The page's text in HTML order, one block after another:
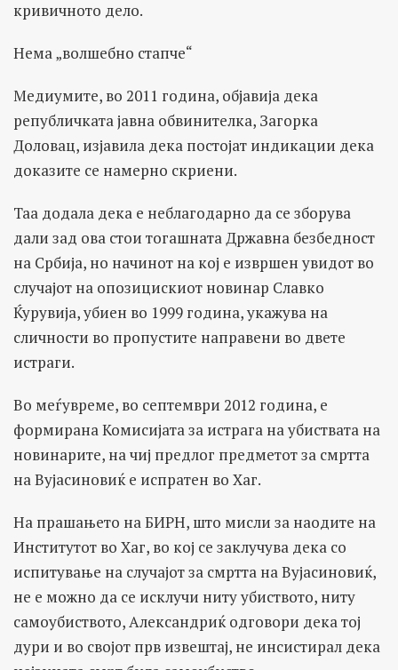
кривичното дело.
Нема „волшебно стапче“
Медиумите, во 2011 година, објавија дека
републичката јавна обвинителка, Загорка
Доловац, изјавила дека постојат индикации дека
доказите се намерно скриени.
Таа додала дека е неблагодарно да се зборува
дали зад ова стои тогашната Државна безбедност
на Србија, но начинот на кој е извршен увидот во
случајот на опозицискиот новинар Славко
Ќурувија, убиен во 1999 година, укажува на
сличности во пропустите направени во двете
истраги.
Во меѓувреме, во септември 2012 година, е
формирана Комисијата за истрага на убиствата на
новинарите, на чиј предлог предметот за смртта
на Вујасиновиќ е испратен во Хаг.
На прашањето на БИРН, што мисли за наодите на
Институтот во Хаг, во кој се заклучува дека со
испитување на случајот за смртта на Вујасиновиќ,
не е можно да се исклучи ниту убиството, ниту
самоубиството, Александриќ одговори дека тој
дури и во својот прв извештај, не инсистирал дека